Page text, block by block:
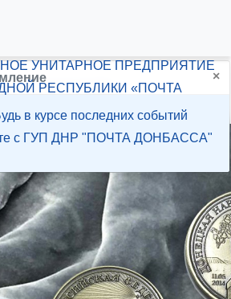
×
в курсе последних событий
с ГУП ДНР "ПОЧТА ДОНБАССА"